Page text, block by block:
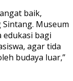
baik,
Museum
edukasi bagi
agar tida
budaya luar,”